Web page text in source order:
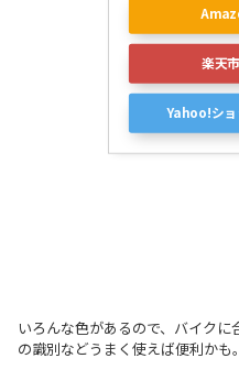
楽天
Yahoo!ショ
いろんな色があるので、バイク
の識別などうまく使えば便利かも。